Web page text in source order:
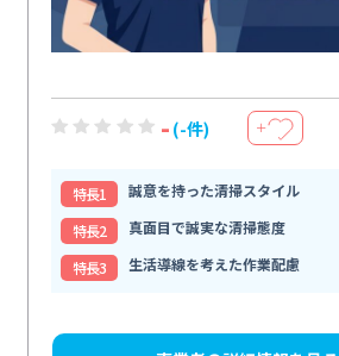
- (-件) ＋
特⻑1
誠意を持った清掃スタイル
特⻑2
真面目で誠実な清掃態度
特⻑3
生活導線を考えた作業配慮